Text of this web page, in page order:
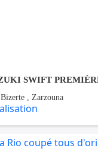
Bizerte , Zarzouna